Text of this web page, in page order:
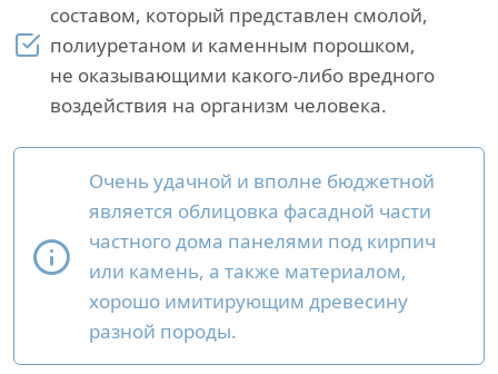
составом, который представлен смолой,
полиуретаном и каменным порошком,
не оказывающими какого-либо вредного
воздействия на организм человека.
Очень удачной и вполне бюджетной
является облицовка фасадной части
частного дома панелями под кирпич
или камень, а также материалом,
хорошо имитирующим древесину
разной породы.